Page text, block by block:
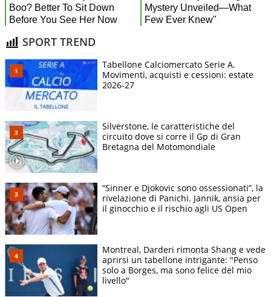
SPORT TREND
Tabellone Calciomercato Serie A.
Movimenti, acquisti e cessioni: estate
2026-27
Silverstone, le caratteristiche del
circuito dove si corre il Gp di Gran
Bretagna del Motomondiale
“Sinner e Djokovic sono ossessionati”, la
rivelazione di Panichi. Jannik, ansia per
il ginocchio e il rischio agli US Open
Montreal, Darderi rimonta Shang e vede
aprirsi un tabellone intrigante: "Penso
solo a Borges, ma sono felice del mio
livello"